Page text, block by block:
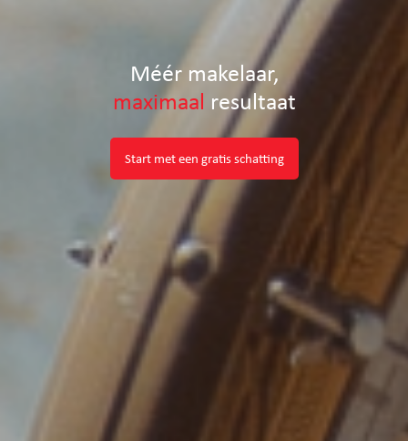
Méér makelaar,
maximaal resultaat
Start met een gratis schatting